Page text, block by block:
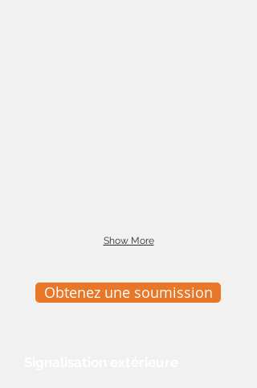
Show More
Obtenez une soumission